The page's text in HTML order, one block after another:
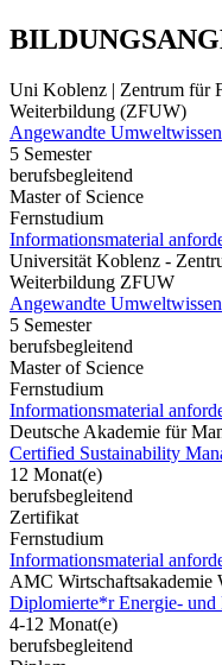
Uni Koblenz | Zentrum für
Weiterbildung (ZFUW)
Angewandte
5 Semester
berufsbegleitend
Master of Science
Fernstudium
Informationsmaterial
Universität Koblenz -
Weiterbildung ZFUW
Angewandte
5 Semester
berufsbegleitend
Master of Science
Fernstudium
Informationsmaterial
Deutsche Akademie für
Certified Sustainability
12 Monat(e)
berufsbegleitend
Zertifikat
Fernstudium
Informationsmaterial
AMC Wirtschaftsakademie
Diplomierte*r Energie- und
4-12 Monat(e)
berufsbegleitend